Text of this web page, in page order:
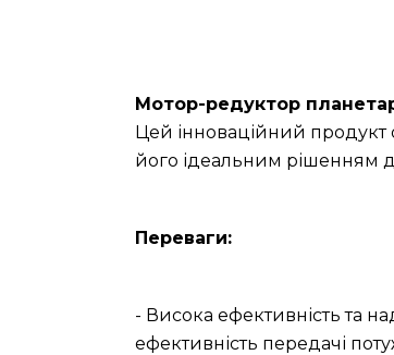
Мотор-редуктор
Цей інноваційний продукт
його ідеальним рішенням
Переваги:
- Висока ефективність та
ефективність передачі